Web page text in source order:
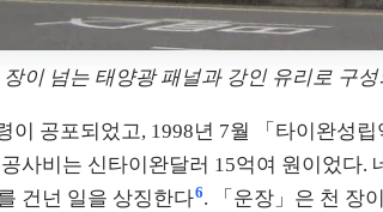
이 넘는 태양광 패널과 강인 유리로 구
이 공포되었고, 1998년 7월 「타이완성
사비는 신타이완달러 15억여 원이었다.
건넌 일을 상징한다6. 「운장」은 천 장